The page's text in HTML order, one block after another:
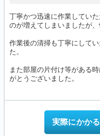
丁寧かつ迅速に作業してい
のが増えてしまいましたが
作業後の清掃も丁寧にして
た。
また部屋の片付け等がある
がとうございました。
実際にかか